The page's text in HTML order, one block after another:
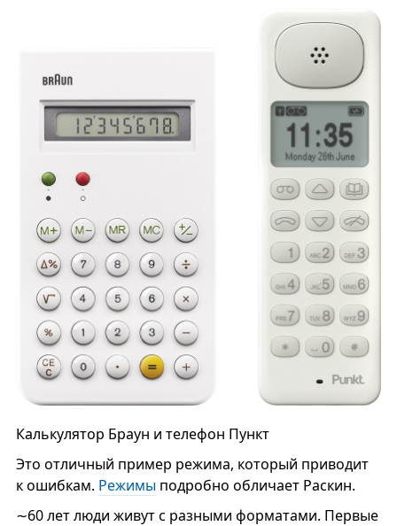
Калькулятор Браун и телефон Пункт
Это отличный пример режима, который приводит
к ошибкам. Режимыподробно обличает Раскин.
∼60 лет люди живут с разными форматами. Первые